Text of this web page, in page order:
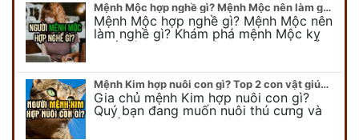
Mệnh Mộc hợp nghề gì? Mệnh Mộc nên làm gì? Mệnh Mộc kỵ nghề nào?
Mệnh Mộc hợp nghề gì? Mệnh Mộc nên
làm nghề gì? Khám phá mệnh Mộc kỵ
nghề gì không nên làm. Xem ngay để
Mệnh Kim hợp nuôi con gì? Top 2 con vật giúp gia chủ Phát tài phát lộc
Gia chủ mệnh Kim hợp nuôi con gì?
Quý bạn đang muốn nuôi thú cưng và
muốn chọn một con vật nuôi hợp